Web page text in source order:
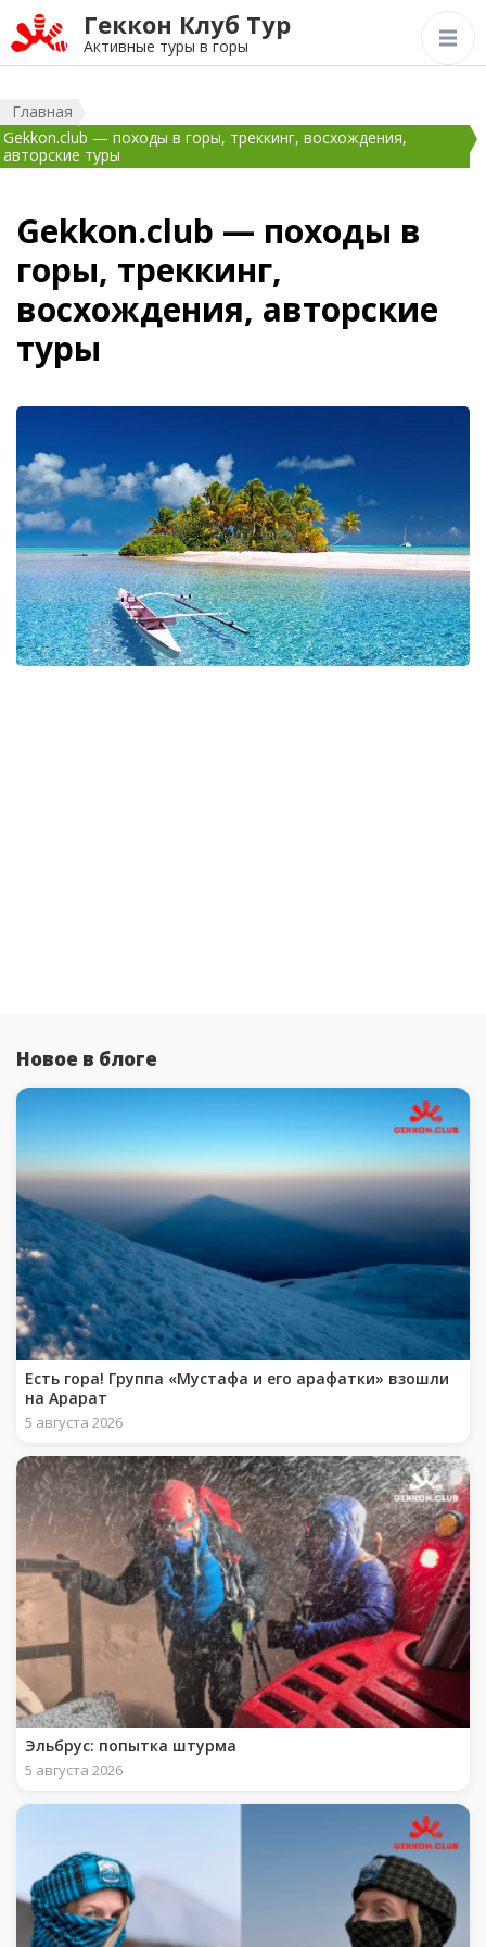
Геккон Клуб Тур
Активные туры в горы
Главная
Gekkon.club — походы в горы, треккинг, восхождения,
авторские туры
Gekkon.club — походы в
горы, треккинг,
восхождения, авторские
туры
Новое в блоге
Есть гора! Группа «Мустафа и его арафатки» взошли
на Арарат
5 августа 2026
Эльбрус: попытка штурма
5 августа 2026